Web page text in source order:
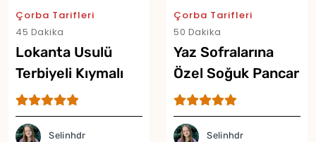
Çorba Tarifleri
45 Dakika
Lokanta Usulü
Terbiyeli Kıymalı
Şehriye Çorbası
Tarifi
Selinhdr
Çorba Tarifleri
50 Dakika
Yaz Sofralarına
Özel Soğuk Pancar
Çorbası Tarifi
Selinhdr